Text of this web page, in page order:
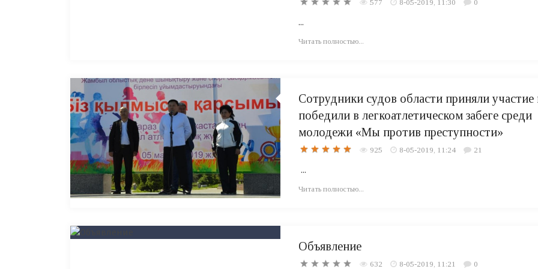
577 8-05-2019, 11:30 0
...
Читать полностью...
Сотрудники судов области приняли участие
победили в легкоатлетическом забеге среди
молодежи «Мы против преступности»
925 8-05-2019, 11:24 21
...
Читать полностью...
Объявление
632 8-05-2019, 11:21 0